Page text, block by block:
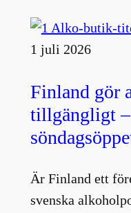
1 juli 2026
Finland gör
tillgängligt
Är Finland ett
svenska